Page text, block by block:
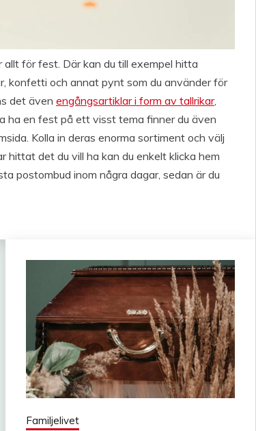
allt för fest. Där kan du till exempel hitta
konfetti och annat pynt som du använder för
det även engångsartiklar i form av tallrikar,
ha en fest på ett visst tema finner du även
Kolla in deras enorma sortiment och välj
hittat det du vill ha kan du enkelt klicka hem
postombud inom några dagar, sedan är du
Familjelivet